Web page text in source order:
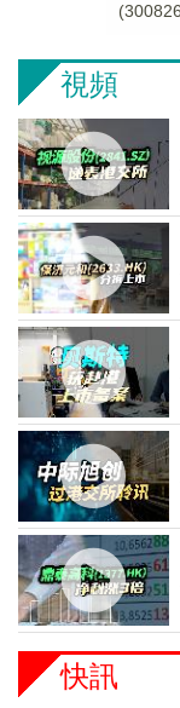
視頻
快訊